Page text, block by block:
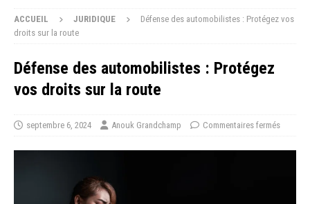
ACCUEIL JURIDIQUE
Défense des automobilistes : Protégez vos
droits sur la route
Défense des automobilistes : Protégez
vos droits sur la route
septembre 6, 2024 Anouk Grandchamp Commentaires fermés